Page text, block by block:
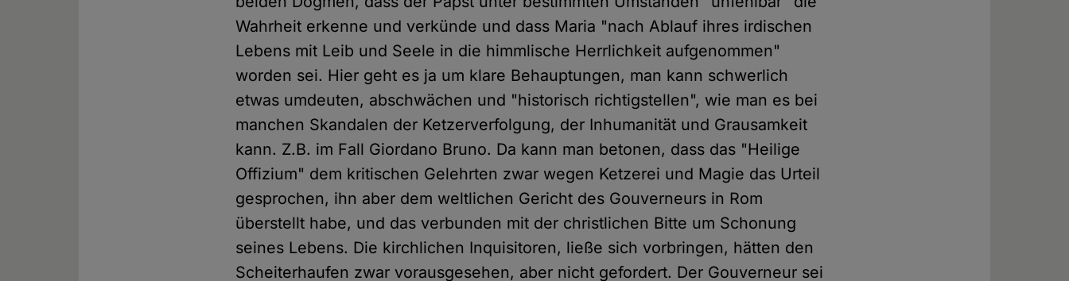
Wahrheit erkenne und verkünde und dass Maria "nach Ablauf ihres irdischen
Lebens mit Leib und Seele in die himmlische Herrlichkeit aufgenommen"
worden sei. Hier geht es ja um klare Behauptungen, man kann schwerlich
etwas umdeuten, abschwächen und "historisch richtigstellen", wie man es bei
manchen Skandalen der Ketzerverfolgung, der Inhumanität und Grausamkeit
kann. Z.B. im Fall Giordano Bruno. Da kann man betonen, dass das "Heilige
Offizium" dem kritischen Gelehrten zwar wegen Ketzerei und Magie das Urteil
gesprochen, ihn aber dem weltlichen Gericht des Gouverneurs in Rom
überstellt habe, und das verbunden mit der christlichen Bitte um Schonung
seines Lebens. Die kirchlichen Inquisitoren, ließe sich vorbringen, hätten den
Scheiterhaufen zwar vorausgesehen, aber nicht gefordert. Der Gouverneur sei